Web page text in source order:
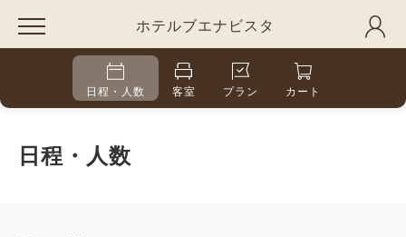
ホテルブエナビスタ
日程・人数 客室 プラン カート
日程・人数